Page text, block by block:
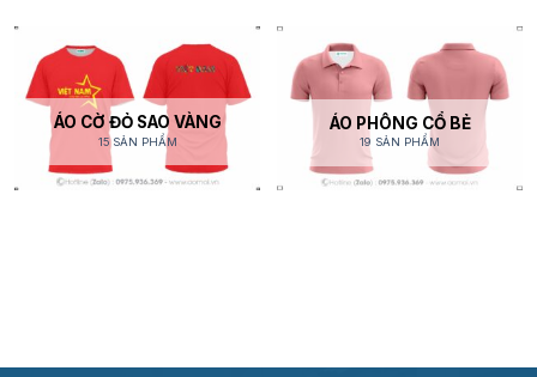
ÁO CỜ ĐỎ SAO VÀNG
15 SẢN PHẨM
ÁO PHÔNG CỔ BẺ
19 SẢN PHẨM